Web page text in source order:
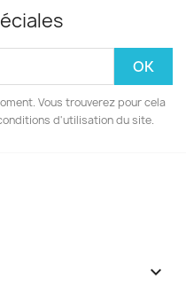
Vous trouverez pour cela
d'utilisation du site.
